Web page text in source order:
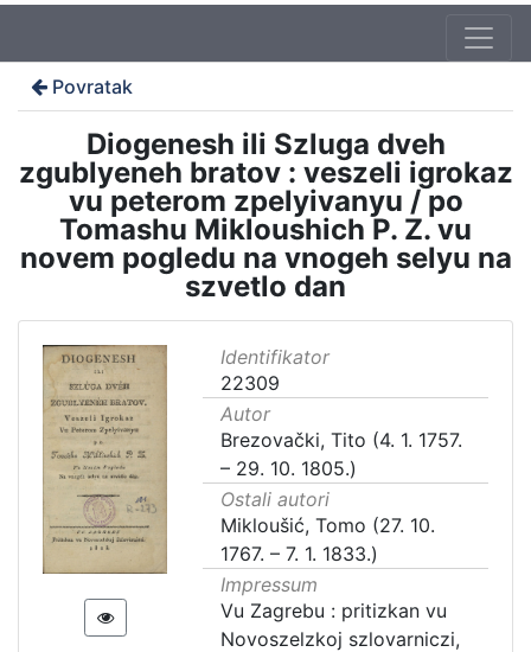
Povratak
Diogenesh ili Szluga dveh
zgublyeneh bratov : veszeli igrokaz
vu peterom zpelyivanyu / po
Tomashu Mikloushich P. Z. vu
novem pogledu na vnogeh selyu na
szvetlo dan
Identifikator
22309
Autor
Brezovački, Tito (4. 1. 1757.
– 29. 10. 1805.)
Ostali autori
Mikloušić, Tomo (27. 10.
1767. – 7. 1. 1833.)
Impressum
Vu Zagrebu : pritizkan vu
Novoszelzkoj szlovarniczi,